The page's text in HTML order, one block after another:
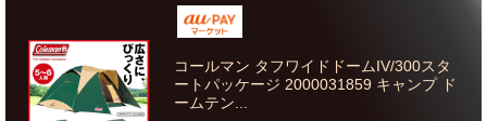
コールマン タフワイドドームIV/300スタ
ートパッケージ 2000031859 キャンプ ド
ームテン...